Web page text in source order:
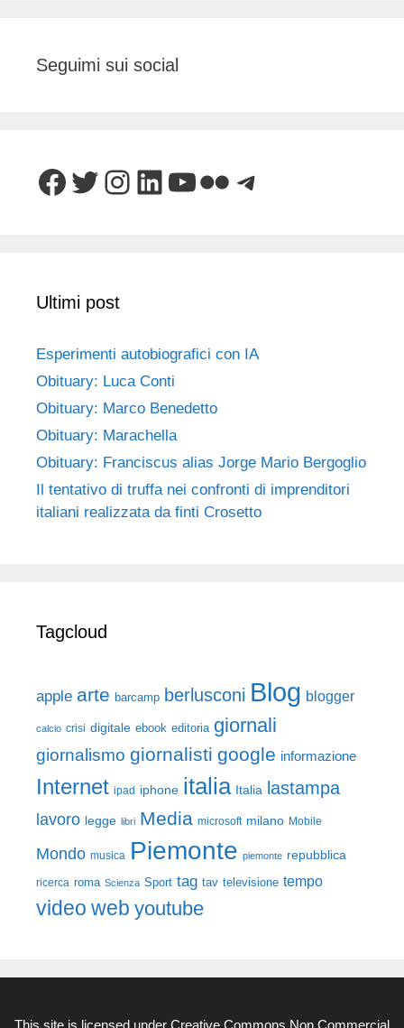
Seguimi sui social
Facebook
Twitter
Instagram
LinkedIn
YouTube
FlickrTelegram
Ultimi post
Esperimenti autobiografici con IA
Obituary: Luca Conti
Obituary: Marco Benedetto
Obituary: Marachella
Obituary: Franciscus alias Jorge Mario Bergoglio
Il tentativo di truffa nei confronti di imprenditori
italiani realizzata da finti Crosetto
Tagcloud
apple arte barcamp berlusconi Blog blogger
calcio crisi digitale ebook editoria giornali
giornalismo giornalisti google informazione
Internet ipad iphone italia Italia lastampa
lavoro legge libri Media microsoft milano Mobile
Mondo musica Piemonte piemonte repubblica
ricerca roma Scienza Sport tag tav televisione tempo
video web youtube